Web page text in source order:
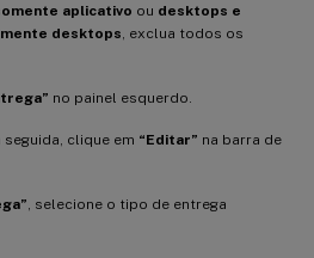
aplicativo ou desktops e
desktops , exclua todos os
no painel esquerdo.
seguida, clique em “Editar” na barra de
, selecione o tipo de entrega